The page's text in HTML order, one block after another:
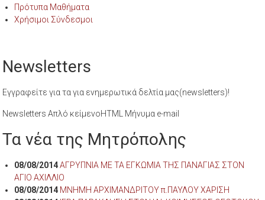
Πρότυπα Μαθήματα
Χρήσιμοι Σύνδεσμοι
Newsletters
Εγγραφείτε για τα για ενημερωτικά δελτία μας(newsletters)!
Newsletters Απλό κείμενοHTML Μήνυμα e-mail
Τα νέα της Μητρόπολης
08/08/2014 ΑΓΡΥΠΝΙΑ ΜΕ ΤΑ ΕΓΚΩΜΙΑ ΤΗΣ ΠΑΝΑΓΙΑΣ ΣΤΟΝ
ΑΓΙΟ ΑΧΙΛΛΙΟ
08/08/2014 ΜΝΗΜΗ ΑΡΧΙΜΑΝΔΡΙΤΟΥ π.ΠΑΥΛΟΥ ΧΑΡΙΣΗ